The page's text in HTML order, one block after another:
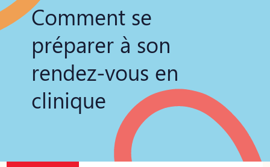
Comment se
préparer à son
rendez-vous en
clinique